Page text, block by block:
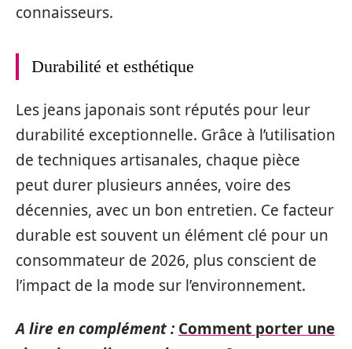
connaisseurs.
Durabilité et esthétique
Les jeans japonais sont réputés pour leur
durabilité exceptionnelle. Grâce à l’utilisation
de techniques artisanales, chaque pièce
peut durer plusieurs années, voire des
décennies, avec un bon entretien. Ce facteur
durable est souvent un élément clé pour un
consommateur de 2026, plus conscient de
l’impact de la mode sur l’environnement.
A lire en complément : Comment porter une